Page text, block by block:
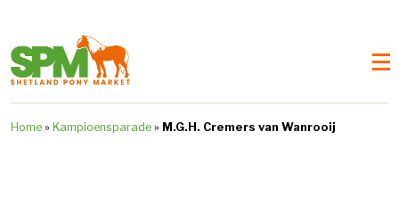
Home » Kampioensparade » M.G.H. Cremers van Wanrooij